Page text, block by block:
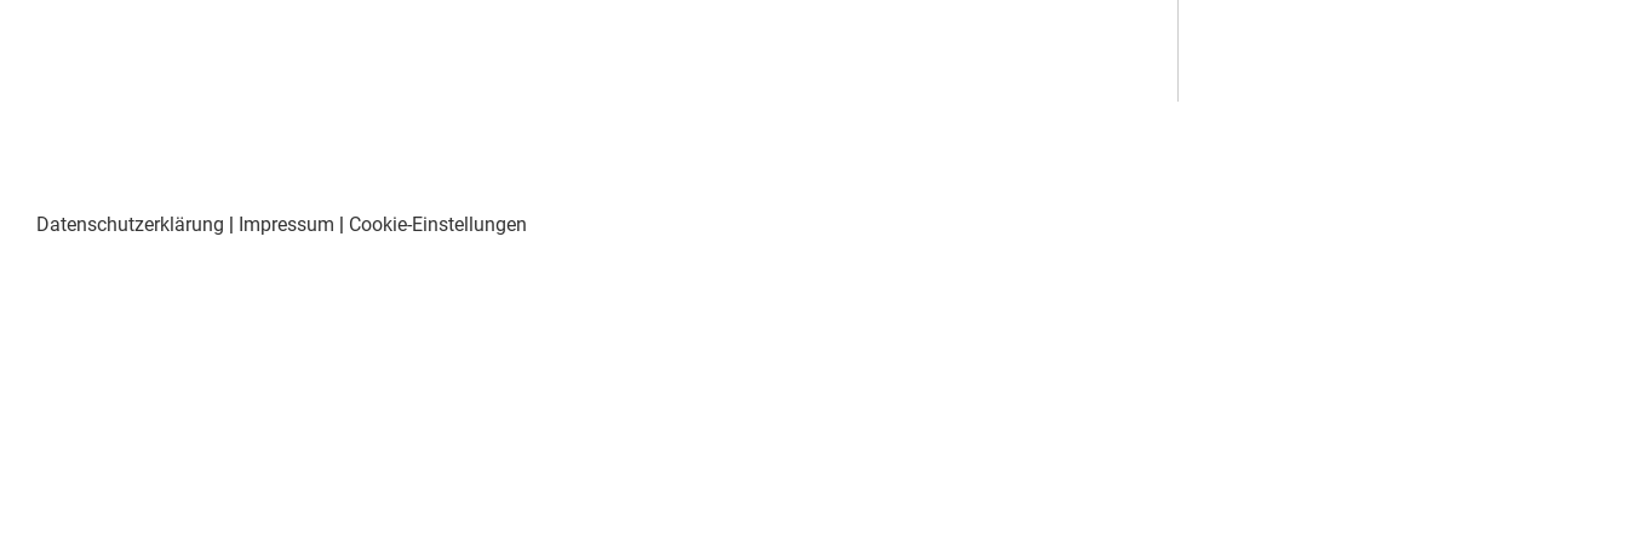
Datenschutzerklärung | Impressum | Cookie-Einstellungen